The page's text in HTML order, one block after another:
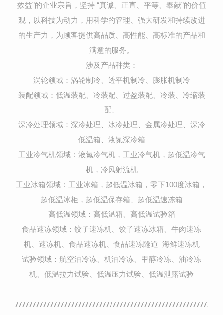
效益”的企业宗旨，坚持 “真诚、正直、平等、奉献”的价值
观，以科技为动力，用科学的管理、强大研发和持续改进
的生产力，为顾客提供高品质、高性能、高标准的产品和
满意的服务。
涉及产品种类：
涡轮领域：涡轮制冷、透平机制冷、膨胀机制冷
装配领域：低温装配、冷装配、过盈装配、冷装、冷缩装
配、
深冷处理领域：深冷处理、冰冷处理、金属冷处理、深冷
低温箱、液氮深冷箱
工业冷气机领域：液氮冷气机，工业冷气机，超低温冷气
机，冷风射流机
工业冰箱领域：工业冰箱，超低温冰箱，零下100度冰箱，
超低温冰柜，超低温保存箱、超低温速冻箱
高低温领域：高低温箱、高低温试验箱
食品速冻领域：饺子速冻机、饺子速冻冰箱、牛肉速冻
机、速冻机、食品速冻机、食品速冻隧道 海鲜速冻机
试验领域：航空油冷冻、机油冷冻、甲醇冷冻、油冷冻
机、低温拉力试验、低温压力试验、低温泄露试验